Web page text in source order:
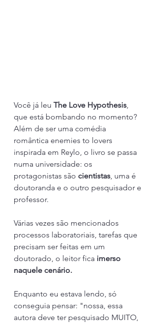
Você já leu The Love Hypothesis,
que está bombando no momento?
Além de ser uma comédia
romântica enemies to lovers
inspirada em Reylo, o livro se passa
numa universidade: os
protagonistas são cientistas, uma é
doutoranda e o outro pesquisador e
professor.
Várias vezes são mencionados
processos laboratoriais, tarefas que
precisam ser feitas em um
doutorado, o leitor fica imerso
naquele cenário.
Enquanto eu estava lendo, só
conseguia pensar: "nossa, essa
autora deve ter pesquisado MUITO,